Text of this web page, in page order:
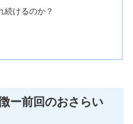
続けるのか？
ー前回のおさらい